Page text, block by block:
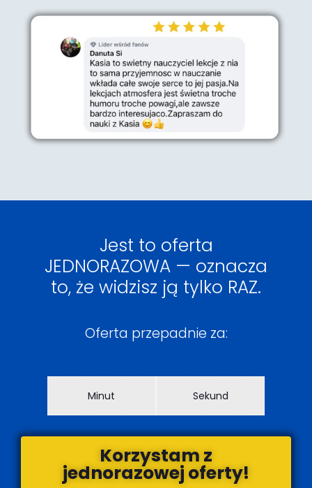
Jest to oferta
JEDNORAZOWA — oznacza
to, że widzisz ją tylko RAZ.
Oferta przepadnie za:
Minut Sekund
Korzystam z
jednorazowej oferty!